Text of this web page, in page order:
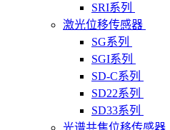
SRI系列
激光位移传感器
SG系列
SGI系列
SD-C系列
SD22系列
SD33系列
光谱共焦位移传感器